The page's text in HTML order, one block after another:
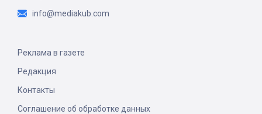
info@mediakub.com
Реклама в газете
Редакция
Контакты
Соглашение об обработке данных